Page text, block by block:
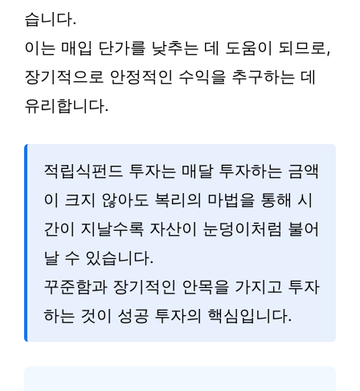
습니다.
이는 매입 단가를 낮추는 데 도움이 되므로,
장기적으로 안정적인 수익을 추구하는 데
유리합니다.
적립식펀드 투자는 매달 투자하는 금액
이 크지 않아도 복리의 마법을 통해 시
간이 지날수록 자산이 눈덩이처럼 불어
날 수 있습니다.
꾸준함과 장기적인 안목을 가지고 투자
하는 것이 성공 투자의 핵심입니다.